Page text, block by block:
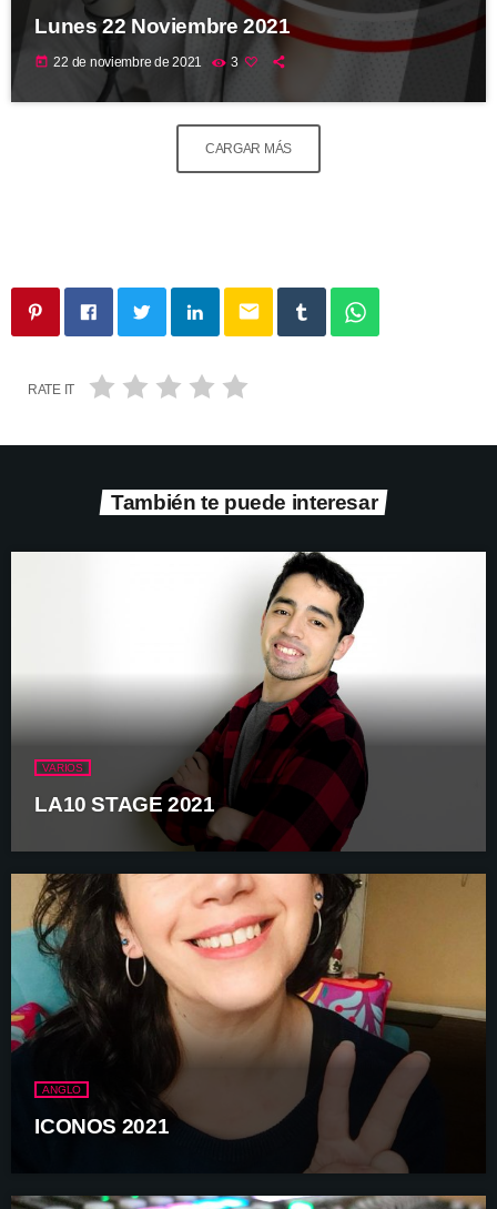
Lunes 22 Noviembre 2021
today 22 de noviembre de 2021 3
CARGAR MÁS
email
RATE IT
También te puede interesar
VARIOS
LA10 STAGE 2021
ANGLO
ICONOS 2021